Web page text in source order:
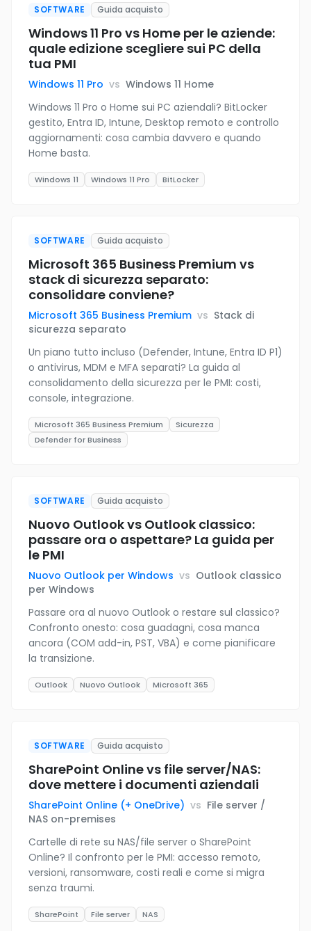
SOFTWARE Guida acquisto
Windows 11 Pro vs Home per le aziende:
quale edizione scegliere sui PC della
tua PMI
Windows 11 Pro vs Windows 11 Home
Windows 11 Pro o Home sui PC aziendali? BitLocker
gestito, Entra ID, Intune, Desktop remoto e controllo
aggiornamenti: cosa cambia davvero e quando
Home basta.
Windows 11 Windows 11 Pro BitLocker
SOFTWARE Guida acquisto
Microsoft 365 Business Premium vs
stack di sicurezza separato:
consolidare conviene?
Microsoft 365 Business Premium vs Stack di
sicurezza separato
Un piano tutto incluso (Defender, Intune, Entra ID P1)
o antivirus, MDM e MFA separati? La guida al
consolidamento della sicurezza per le PMI: costi,
console, integrazione.
Microsoft 365 Business Premium
Sicurezza
Defender for Business
SOFTWARE Guida acquisto
Nuovo Outlook vs Outlook classico:
passare ora o aspettare? La guida per
le PMI
Nuovo Outlook per Windows vs Outlook classico
per Windows
Passare ora al nuovo Outlook o restare sul classico?
Confronto onesto: cosa guadagni, cosa manca
ancora (COM add-in, PST, VBA) e come pianificare
la transizione.
Outlook Nuovo Outlook Microsoft 365
SOFTWARE Guida acquisto
SharePoint Online vs file server/NAS:
dove mettere i documenti aziendali
SharePoint Online (+ OneDrive) vs File server /
NAS on-premises
Cartelle di rete su NAS/file server o SharePoint
Online? Il confronto per le PMI: accesso remoto,
versioni, ransomware, costi reali e come si migra
senza traumi.
SharePoint File server NAS